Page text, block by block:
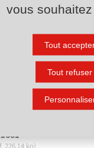
- Vanne à clapet de
ko)
vous
Tout
Tout refuser